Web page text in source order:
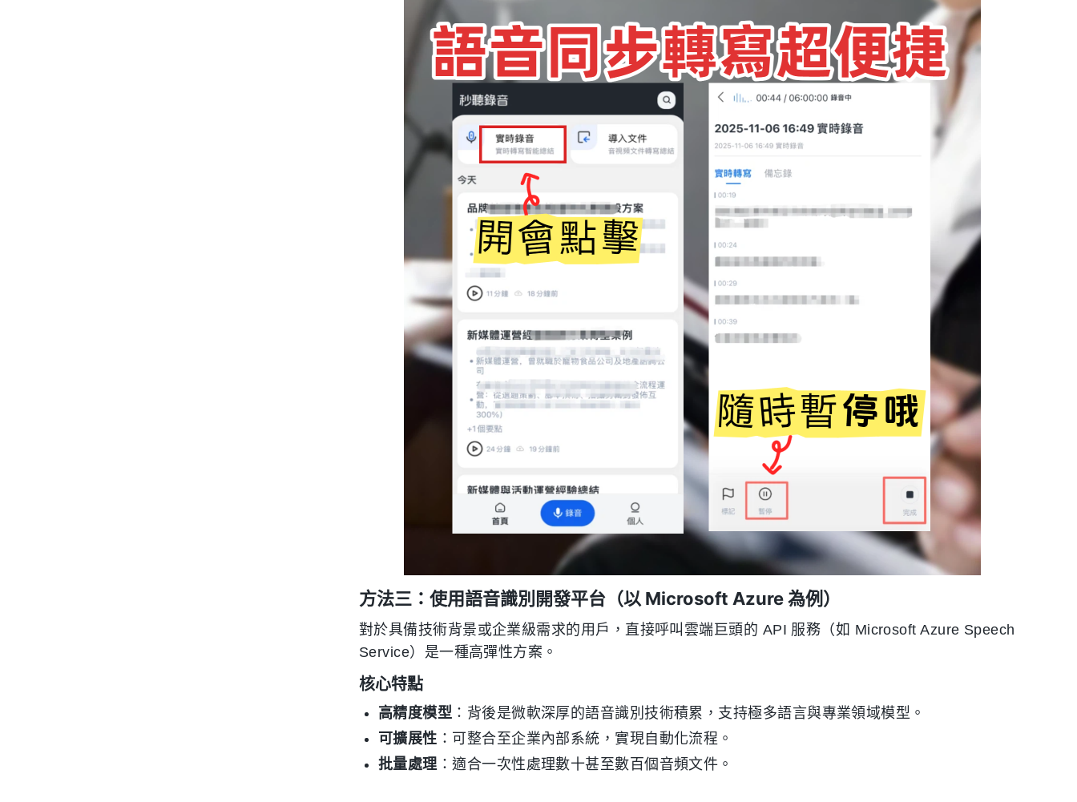
方法三：使用語音識別開發平台（以 Microsoft Azure 為例）
對於具備技術背景或企業級需求的用戶，直接呼叫雲端巨頭的 API 服務（如 Microsoft Azure Speech
Service）是一種高彈性方案。
核心特點
高精度模型 ：背後是微軟深厚的語音識別技術積累，支持極多語言與專業領域模型。
可擴展性 ：可整合至企業內部系統，實現自動化流程。
批量處理：適合一次性處理數十甚至數百個音頻文件。